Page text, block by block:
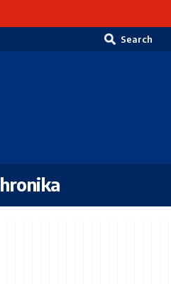
Search
hronika